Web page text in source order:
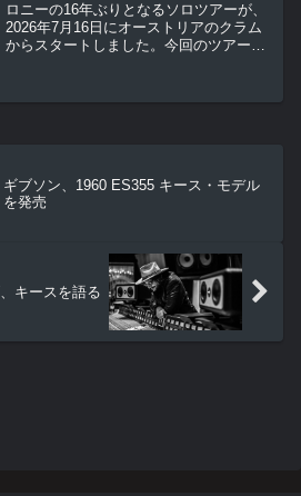
ロニーの16年ぶりとなるソロツアーが、
2026年7月16日にオーストリアのクラム
からスタートしました。今回のツアー
リースを記念して企画されたものです。
ギブソン、1960 ES355 キース・モデル
を発売
キースを語る